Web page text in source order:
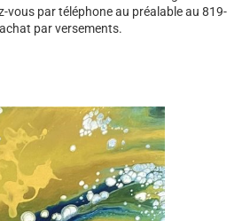
vous par téléphone au préalable au 819-
par versements.